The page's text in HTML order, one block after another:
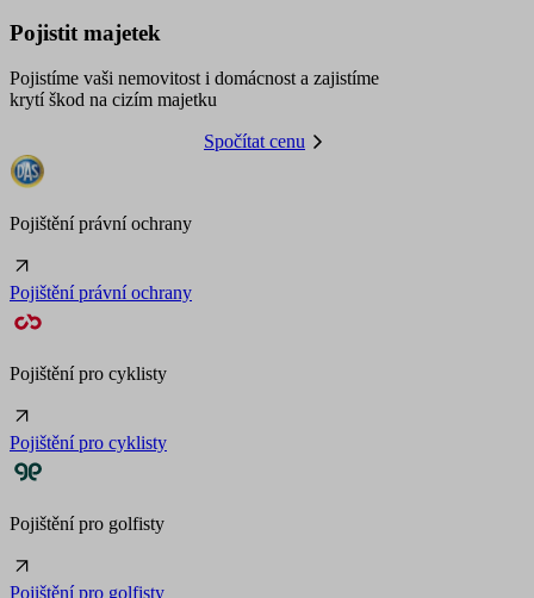
Pojistit majetek
Pojistíme vaši nemovitost i domácnost a zajistíme
krytí škod na cizím majetku
Spočítat cenu
Pojištění právní ochrany
Pojištění právní ochrany
Pojištění pro cyklisty
Pojištění pro cyklisty
Pojištění pro golfisty
Pojištění pro golfisty